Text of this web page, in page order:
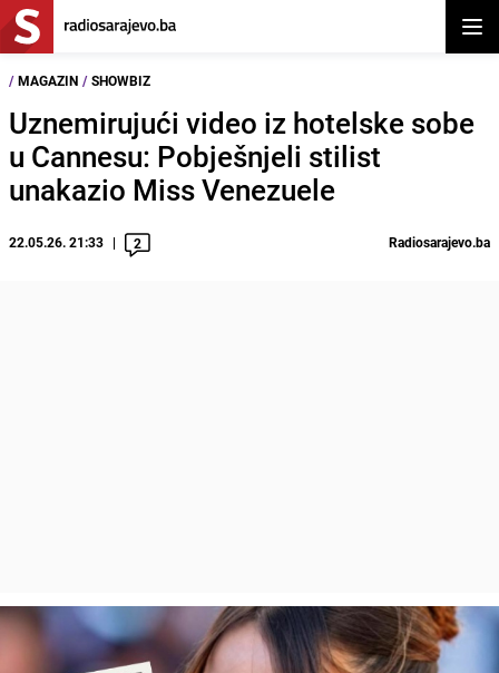
/ MAGAZIN / SHOWBIZ
Uznemirujući video iz hotelske sobe
u Cannesu: Pobješnjeli stilist
unakazio Miss Venezuele
22.05.26. 21:33 2 Radiosarajevo.ba